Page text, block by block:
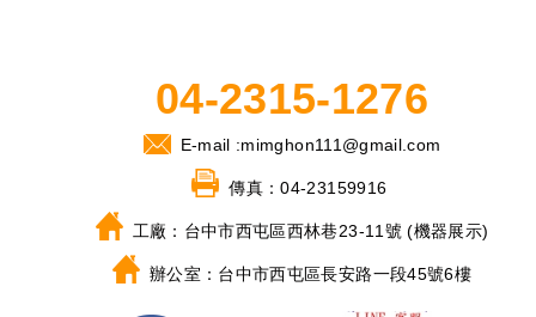
04-2315-1276
E-mail :mimghon111@gmail.com
傳真：04-23159916
工廠： 台中市西屯區西林巷23-11號 (機器展示)
辦公室： 台中市西屯區長安路一段45號6樓